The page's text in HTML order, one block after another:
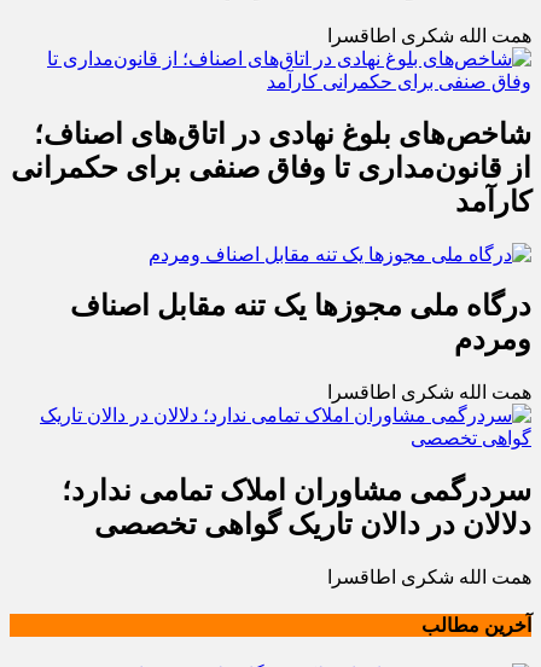
همت الله شکری اطاقسرا
شاخص‌های بلوغ نهادی در اتاق‌های اصناف؛
از قانون‌مداری تا وفاق صنفی برای حکمرانی
کارآمد
درگاه ملی مجوزها یک تنه مقابل اصناف
ومردم
همت الله شکری اطاقسرا
سردرگمی مشاوران املاک تمامی ندارد؛
دلالان در دالان تاریک گواهی تخصصی
همت الله شکری اطاقسرا
آخرین مطالب